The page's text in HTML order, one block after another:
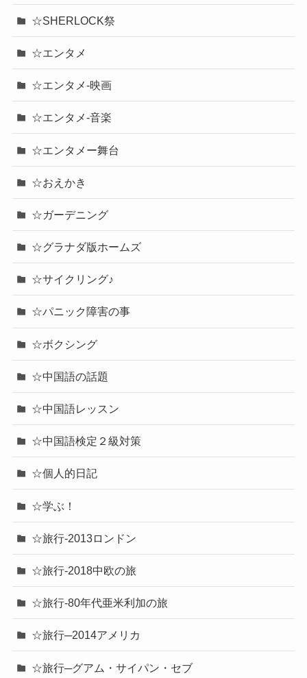
☆SHERLOCK祭
☆エンタメ
☆エンタメ-映画
☆エンタメ-音楽
☆エンタメー舞台
☆おえかき
☆ガーデニング
☆グラナダ版ホームズ
☆サイクリング♪
☆パニック障害の事
☆ボクシング
☆中国語の話題
☆中国語レッスン
☆中国語検定２級対策
☆個人的日記
☆学ぶ！
☆旅行-2013ロンドン
☆旅行-2018中欧の旅
☆旅行-80年代亜米利加の旅
☆旅行─2014アメリカ
☆旅行─グアム・サイパン・セブ